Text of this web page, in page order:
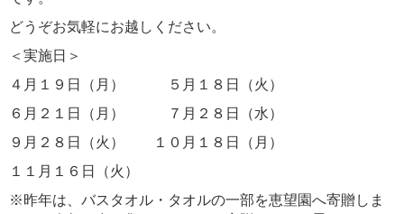
どうぞお気軽にお越しください。
＜実施日＞
４月１９日（月） ５月１８日（火）
６月２１日（月） ７月２８日（水）
９月２８日（火） １０月１８日（月）
１１月１６日（火）
※昨年は、バスタオル・タオルの一部を恵望園へ寄贈しま